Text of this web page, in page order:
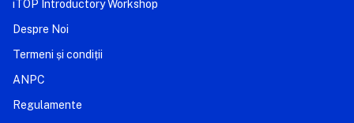
iTOP Introductory Workshop
Despre Noi
Termeni și condiții
ANPC
Regulamente